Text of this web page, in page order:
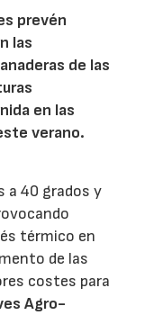
prevén
las
de las
en las
verano.
a 40 grados y
térmico en
de las
costes para
Agro-